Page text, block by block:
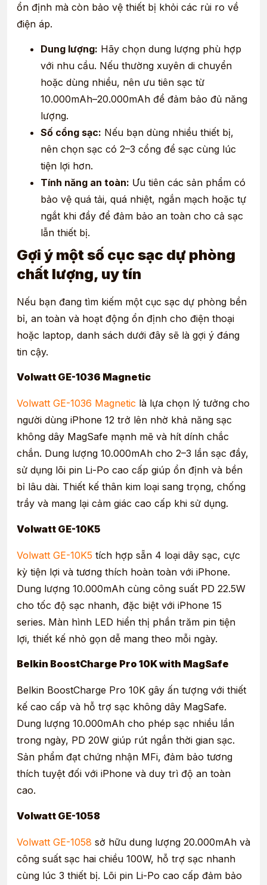
ổn định mà còn bảo vệ thiết bị khỏi các rủi ro về
điện áp.
Dung lượng: Hãy chọn dung lượng phù hợp
với nhu cầu. Nếu thường xuyên di chuyển
hoặc dùng nhiều, nên ưu tiên sạc từ
10.000mAh–20.000mAh để đảm bảo đủ năng
lượng.
Số cổng sạc: Nếu bạn dùng nhiều thiết bị,
nên chọn sạc có 2–3 cổng để sạc cùng lúc
tiện lợi hơn.
Tính năng an toàn: Ưu tiên các sản phẩm có
bảo vệ quá tải, quá nhiệt, ngắn mạch hoặc tự
ngắt khi đầy để đảm bảo an toàn cho cả sạc
lẫn thiết bị.
Gợi ý một số cục sạc dự phòng
chất lượng, uy tín
Nếu bạn đang tìm kiếm một cục sạc dự phòng bền
bỉ, an toàn và hoạt động ổn định cho điện thoại
hoặc laptop, danh sách dưới đây sẽ là gợi ý đáng
tin cậy.
Volwatt GE-1036 Magnetic
Volwatt GE-1036 Magnetic là lựa chọn lý tưởng cho
người dùng iPhone 12 trở lên nhờ khả năng sạc
không dây MagSafe mạnh mẽ và hít dính chắc
chắn. Dung lượng 10.000mAh cho 2–3 lần sạc đầy,
sử dụng lõi pin Li-Po cao cấp giúp ổn định và bền
bỉ lâu dài. Thiết kế thân kim loại sang trọng, chống
trầy và mang lại cảm giác cao cấp khi sử dụng.
Volwatt GE-10K5
Volwatt GE-10K5 tích hợp sẵn 4 loại dây sạc, cực
kỳ tiện lợi và tương thích hoàn toàn với iPhone.
Dung lượng 10.000mAh cùng công suất PD 22.5W
cho tốc độ sạc nhanh, đặc biệt với iPhone 15
series. Màn hình LED hiển thị phần trăm pin tiện
lợi, thiết kế nhỏ gọn dễ mang theo mỗi ngày.
Belkin BoostCharge Pro 10K with MagSafe
Belkin BoostCharge Pro 10K gây ấn tượng với thiết
kế cao cấp và hỗ trợ sạc không dây MagSafe.
Dung lượng 10.000mAh cho phép sạc nhiều lần
trong ngày, PD 20W giúp rút ngắn thời gian sạc.
Sản phẩm đạt chứng nhận MFi, đảm bảo tương
thích tuyệt đối với iPhone và duy trì độ an toàn
cao.
Volwatt GE-1058
Volwatt GE-1058 sở hữu dung lượng 20.000mAh và
công suất sạc hai chiều 100W, hỗ trợ sạc nhanh
cùng lúc 3 thiết bị. Lõi pin Li-Po cao cấp đảm bảo